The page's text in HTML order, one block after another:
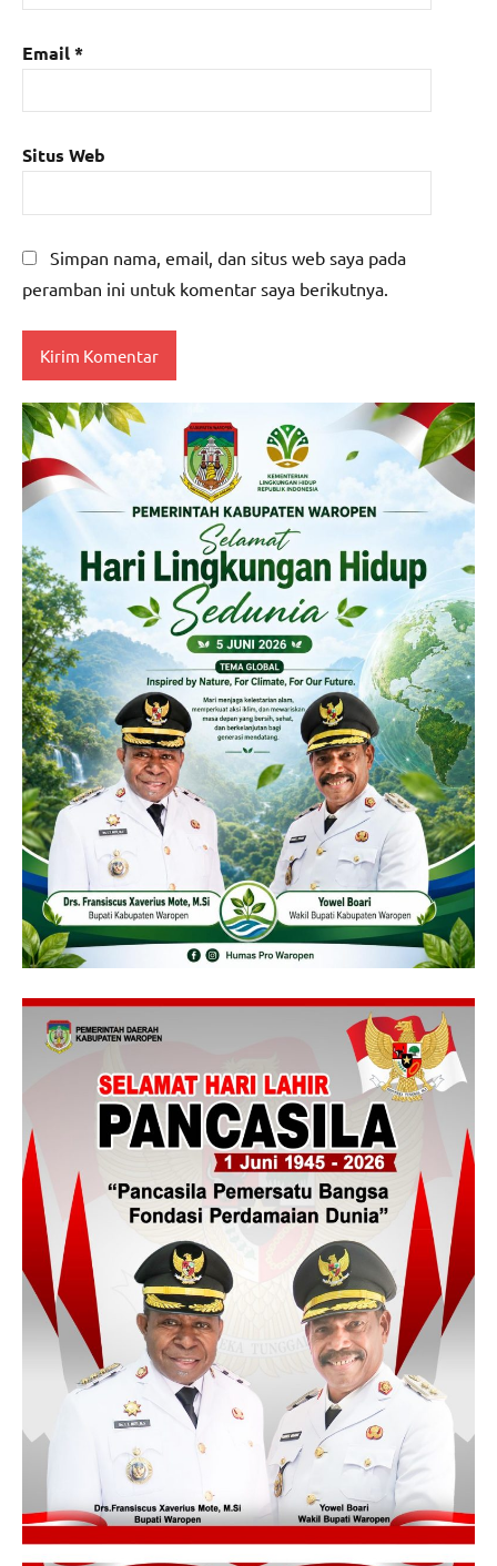
Email*
Situs Web
Simpan nama, email, dan situs web saya pada
peramban ini untuk komentar saya berikutnya.